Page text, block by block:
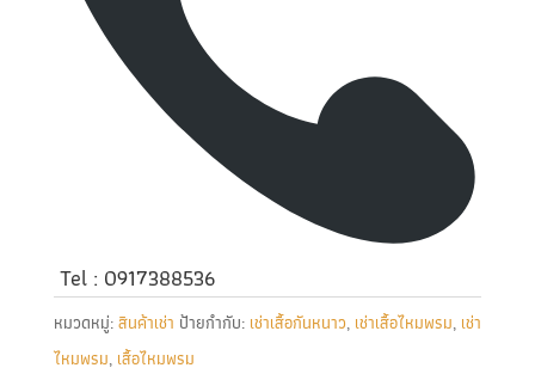
Tel : 0917388536
หมวดหมู่:สินค้าเช่า ป้ายกำกับ: เช่าเสื้อกันหนาว, เช่าเสื้อไหมพรม, เช่า
ไหมพรม, เสื้อไหมพรม